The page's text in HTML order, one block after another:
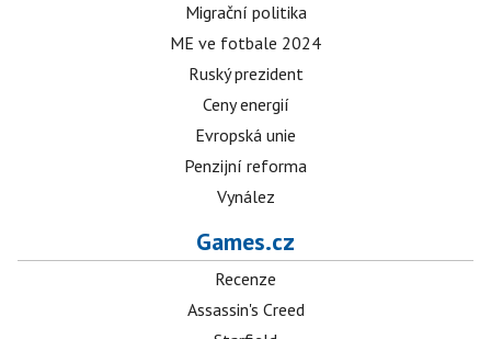
Migrační politika
ME ve fotbale 2024
Ruský prezident
Ceny energií
Evropská unie
Penzijní reforma
Vynález
Games.cz
Recenze
Assassin's Creed